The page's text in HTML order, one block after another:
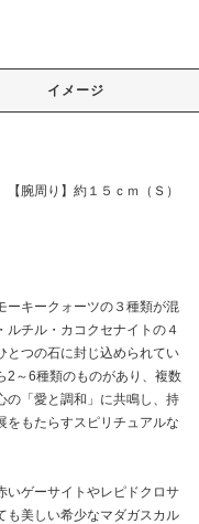
イメージ
腕周り】約１５ｃｍ（Ｓ）
ーキークォーツの３種類が混
ルチル・カコクセナイトの４
とつの石に封じ込められてい
2～6種類のものがあり、複数
の「愛と調和」に共鳴し、持
をもたらすスピリチュアルな
いゲーサイトやレピドクロサ
も美しい希少なマダガスカル